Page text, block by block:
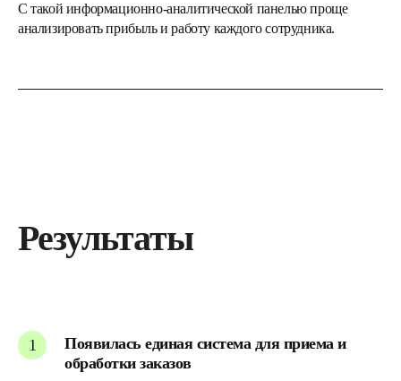
С такой информационно-аналитической панелью проще
анализировать прибыль и работу каждого сотрудника.
Результаты
Появилась единая система для приема и
обработки заказов